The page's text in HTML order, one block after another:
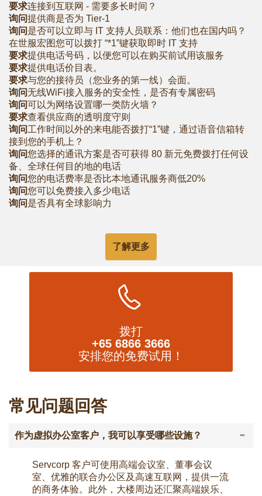
要求连接到互联网 - 需要多长时间？
询问提供商是否为 Tier-1
询问是否可以立即与 IT 支持人员联系：他们也在国内吗？
在世服宏图您可以拨打 “*1”键获取即时 IT 支持
要求提供电话号码，以便您可以在购买前试用该服务
要求提供电话价目表。
要求与您的接待员（您业务的第一线）会面。
询问无线WiFi接入服务的安全性，是否有专属密码
询问可以为网络设置哪一类防火墙？
要求查看供应商的透明度守则
询问工作时间以外的来电能否拨打“1”键，通过语音信箱转
接到您的手机上？
询问您选择的通讯方案是否可获得 80 新元免费拨打任何设
备、全球任何目的地的电话
询问您的电话费率是否比本地通讯服务商低20%
询问您可以免费接入多少电话
询问是否具有全球影响力
了解更多
拨打
+65 6866 3666
安排您的免费试用！
常见问题回答
作为虚拟办公室客户，我可以享受哪些设施？ -
Servcorp 客户可使用高端会议室、董事会议
室、优雅的联合办公区及高速互联网，提供一流
的商务体验。此外，大楼周边还汇聚高端娱乐、